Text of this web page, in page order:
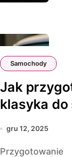
Samochody
Jak
klasyka do
letniego
gru 12, 2025
Przygotowanie